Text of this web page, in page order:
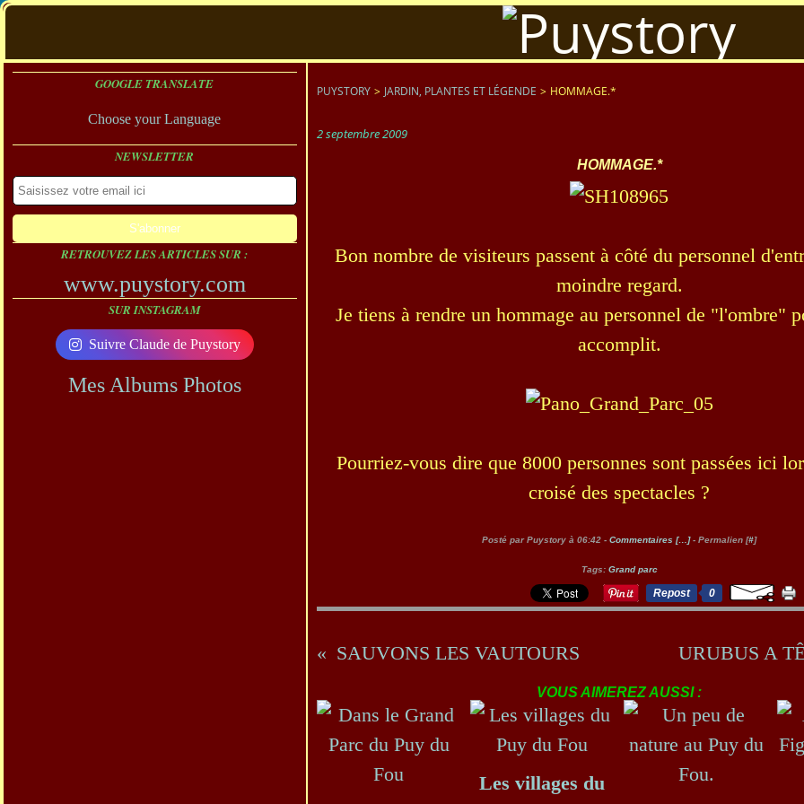
GOOGLE TRANSLATE
Choose your Language
NEWSLETTER
RETROUVEZ LES ARTICLES SUR :
www.puystory.com
SUR INSTAGRAM
Suivre Claude de Puystory
Mes Albums Photos
PUYSTORY > JARDIN, PLANTES ET LÉGENDE > HOMMAGE.*
2 septembre 2009
HOMMAGE.*
Bon nombre de visiteurs passent à côté du personnel
moindre regard.
Je tiens à rendre un hommage au personnel de "l'ombre"
accomplit.
Pourriez-vous dire que 8000 personnes sont passées ici
croisé des spectacles ?
Posté par Puystory à 06:42 - Commentaires [… ]- Permalien [#]
Tags: Grand parc
Repost 0
SAUVONS LES VAUTOURS URUBUS A
VOUS AIMEREZ AUSSI :
Les villages du